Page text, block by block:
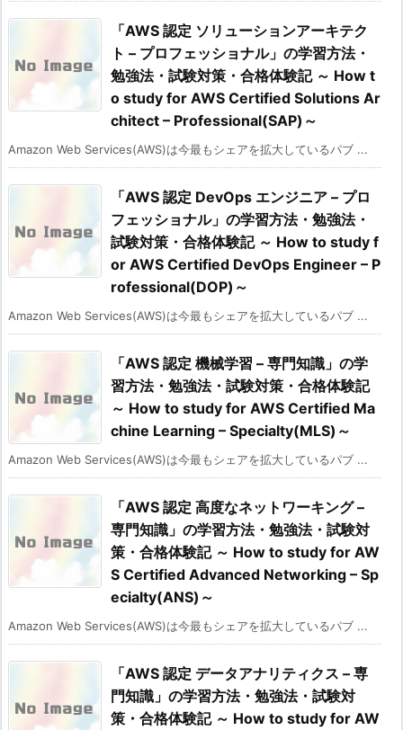
「AWS 認定 ソリューションアーキテク
ト – プロフェッショナル」の学習方法・
勉強法・試験対策・合格体験記 ～ How t
o study for AWS Certified Solutions Ar
chitect – Professional(SAP)～
Amazon Web Services(AWS)は今最もシェアを拡大しているパブ ...
「AWS 認定 DevOps エンジニア – プロ
フェッショナル」の学習方法・勉強法・
試験対策・合格体験記 ～ How to study f
or AWS Certified DevOps Engineer – P
rofessional(DOP)～
Amazon Web Services(AWS)は今最もシェアを拡大しているパブ ...
「AWS 認定 機械学習 – 専門知識」の学
習方法・勉強法・試験対策・合格体験記
～ How to study for AWS Certified Ma
chine Learning – Specialty(MLS)～
Amazon Web Services(AWS)は今最もシェアを拡大しているパブ ...
「AWS 認定 高度なネットワーキング –
専門知識」の学習方法・勉強法・試験対
策・合格体験記 ～ How to study for AW
S Certified Advanced Networking – Sp
ecialty(ANS)～
Amazon Web Services(AWS)は今最もシェアを拡大しているパブ ...
「AWS 認定 データアナリティクス – 専
門知識」の学習方法・勉強法・試験対
策・合格体験記 ～ How to study for AW